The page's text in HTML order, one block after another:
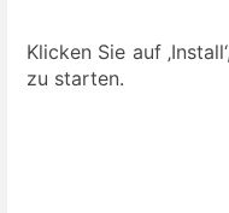
Klicken Sie auf
zu starten.